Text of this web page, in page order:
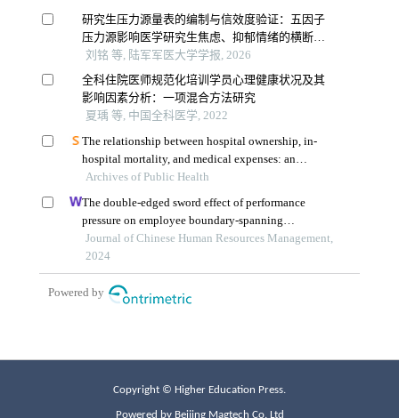
Copyright © Higher Education Press.
Powered by Beijing Magtech Co. Ltd